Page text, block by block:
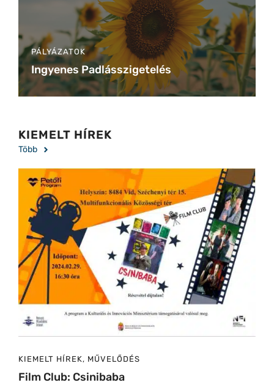
PÁLYÁZATOK
Ingyenes Padlásszigetelés
KIEMELT HÍREK
Több
KIEMELT HÍREK, MŰVELŐDÉS
Film Club: Csinibaba